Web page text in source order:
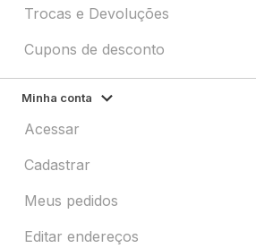
Trocas e Devoluções
Cupons de desconto
Minha conta
Acessar
Cadastrar
Meus pedidos
Editar endereços